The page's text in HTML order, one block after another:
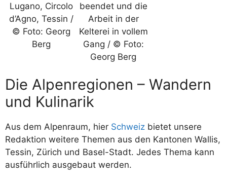
Lugano, Circolo
d’Agno, Tessin /
© Foto: Georg
Berg
beendet und die
Arbeit in der
Kelterei in vollem
Gang / © Foto:
Georg Berg
Die Alpenregionen – Wandern
und Kulinarik
Aus dem Alpenraum, hier Schweiz bietet unsere
Redaktion weitere Themen aus den Kantonen Wallis,
Tessin, Zürich und Basel-Stadt. Jedes Thema kann
ausführlich ausgebaut werden.